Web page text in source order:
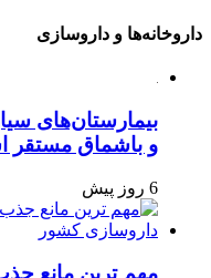
داروخانه‌ها و داروسازی
بیمارستان‌های
و باشماق مستقر
6 روز پیش
مهم ترین مانع